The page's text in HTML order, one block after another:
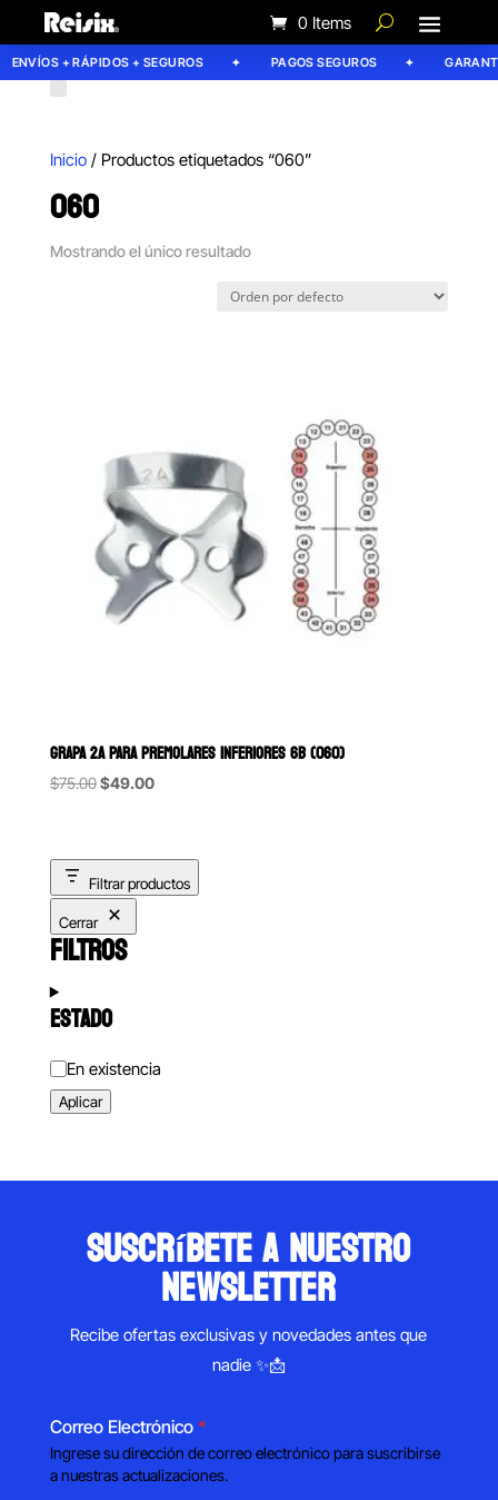
0 Items
ENVÍOS + RÁPIDOS + SEGUROS PAGOS SEGUROS
Inicio/ Productos etiquetados “060”
060
Mostrando el único resultado
GRAPA 2A PARA PREMOLARES INFERIORES 6B (060)
$75.00Original
$75.00.
$49.00Current
$49.00.
Filtrar productos
Cerrar
FILTROS
ESTADO
Estado
En existencia
Aplicar
suscríbete a nuestro
newsletter
Recibe ofertas exclusivas y novedades antes que
nadie ✨📩
Correo Electrónico *
Ingrese su dirección de correo electrónico para suscribirse
a nuestras actualizaciones.